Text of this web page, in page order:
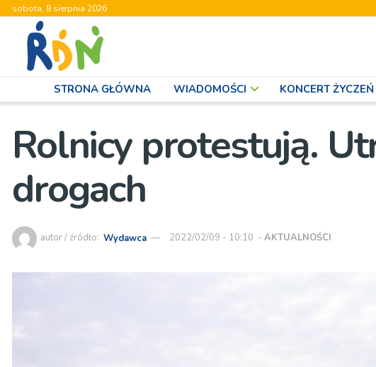
sobota, 8 sierpnia 2026
STRONA GŁÓWNA WIADOMOŚCI KONCERT ŻYCZEŃ
Rolnicy protestują.
drogach
autor / źródło: Wydawca 2022/02/09 - 10:10 - AKTUALNOŚCI